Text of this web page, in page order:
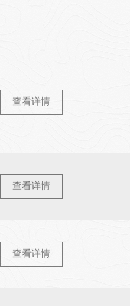
查看详情
查看详情
查看详情